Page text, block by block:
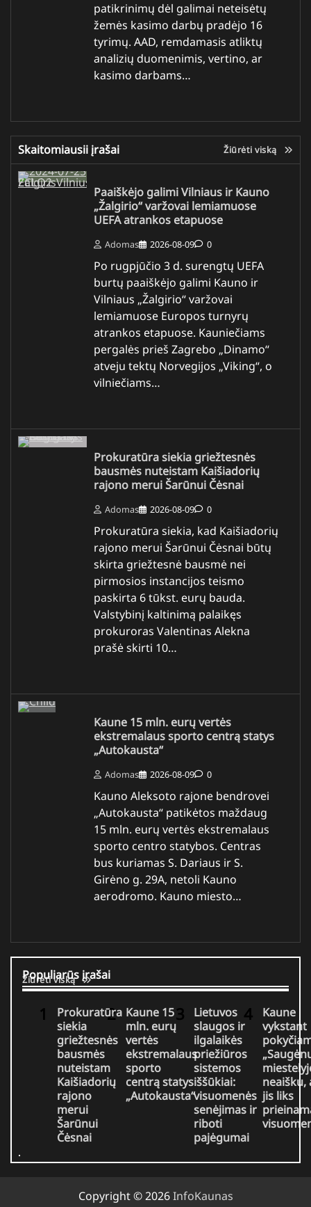
patikrinimų dėl galimai neteisėtų
žemės kasimo darbų pradėjo 16
tyrimų. AAD, remdamasis atliktų
analizių duomenimis, vertino, ar
kasimo darbams…
Skaitomiausii įrašai Žiūrėti viską
Paaiškėjo galimi Vilniaus ir Kauno
„Žalgirio“ varžovai lemiamuose
UEFA atrankos etapuose
Adomas 2026-08-09 0
Po rugpjūčio 3 d. surengtų UEFA
burtų paaiškėjo galimi Kauno ir
Vilniaus „Žalgirio“ varžovai
lemiamuose Europos turnyrų
atrankos etapuose. Kauniečiams
pergalės prieš Zagrebo „Dinamo“
atveju tektų Norvegijos „Viking“, o
vilniečiams…
Prokuratūra siekia griežtesnės
bausmės nuteistam Kaišiadorių
rajono merui Šarūnui Čėsnai
Adomas 2026-08-09 0
Prokuratūra siekia, kad Kaišiadorių
rajono merui Šarūnui Čėsnai būtų
skirta griežtesnė bausmė nei
pirmosios instancijos teismo
paskirta 6 tūkst. eurų bauda.
Valstybinį kaltinimą palaikęs
prokuroras Valentinas Alekna
prašė skirti 10…
Kaune 15 mln. eurų vertės
ekstremalaus sporto centrą statys
„Autokausta“
Adomas 2026-08-09 0
Kauno Aleksoto rajone bendrovei
„Autokausta“ patikėtos maždaug
15 mln. eurų vertės ekstremalaus
sporto centro statybos. Centras
bus kuriamas S. Dariaus ir S.
Girėno g. 29A, netoli Kauno
aerodromo. Kauno miesto…
Populiarūs įrašai
Žiūrėti viską
Prokuratūra
siekia
griežtesnės
bausmės
nuteistam
Kaišiadorių
rajono
merui
Šarūnui
Čėsnai
Kaune 15
mln. eurų
vertės
ekstremalaus
sporto
centrą statys
„Autokausta“
Lietuvos
slaugos ir
ilgalaikės
priežiūros
sistemos
iššūkiai:
visuomenės
senėjimas ir
riboti
pajėgumai
Kaune
vykstant
neaišku,
jis liks
Copyright © 2026InfoKaunas